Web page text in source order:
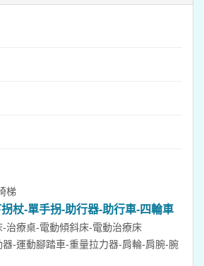
梯
杖-單手拐-助行器-助行車-四輪車
治療桌-電動傾斜床-電動治療床
器-運動腳踏車-重量拉力器-肩輪-肩腕-腕